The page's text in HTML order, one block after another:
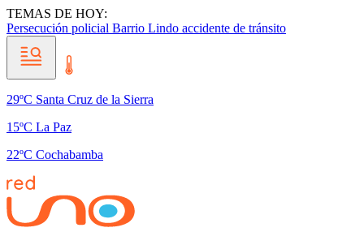
TEMAS DE HOY:
Persecución policial Barrio Lindo accidente de tránsito
29ºC Santa Cruz de la Sierra
15ºC La Paz
22ºC Cochabamba